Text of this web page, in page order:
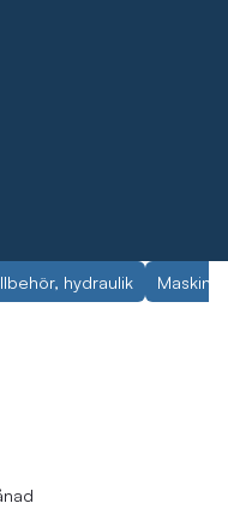
hydraulik Maskin-